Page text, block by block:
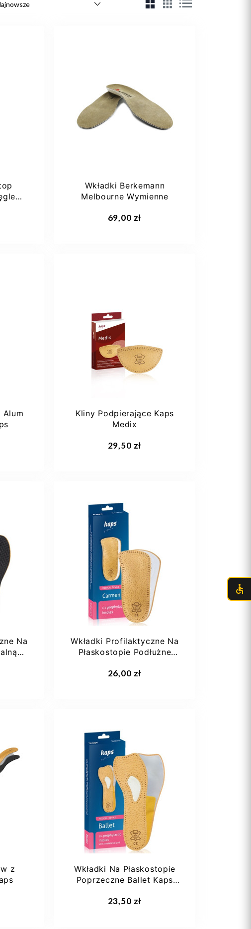
Wkładki Berkemann
Melbourne Wymienne
69,00 zł
36 1/3 38
40
Alum
44
Kliny Podpierające Kaps
Medix
29,50 zł
35-37 38-40
41-43
44-46
Na
Wkładki Profilaktyczne Na
Płaskostopie Podłużne
26,00 zł
36 44
z
Wkładki Na Płaskostopie
Poprzeczne Ballet Kaps
23,50 zł